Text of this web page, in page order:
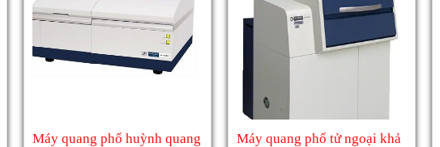
Máy quang phổ huỳnh quang
Máy quang phổ tử ngoại khả